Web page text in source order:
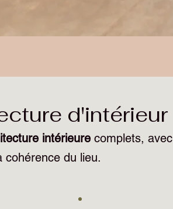
d'intérieur
intérieure complets, avec
du lieu.